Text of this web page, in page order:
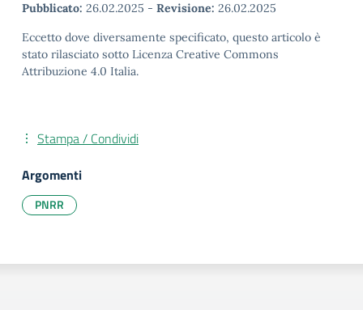
Pubblicato: 26.02.2025 - Revisione: 26.02.2025
Eccetto dove diversamente specificato, questo articolo è
stato rilasciato sotto Licenza Creative Commons
Attribuzione 4.0 Italia.
Stampa / Condividi
Argomenti
PNRR